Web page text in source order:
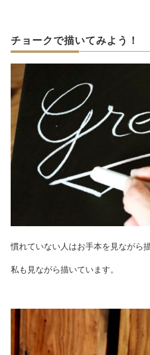
チョークで描いてみよう！
慣れていない人はお手本を見ながら
私も見ながら描いています。